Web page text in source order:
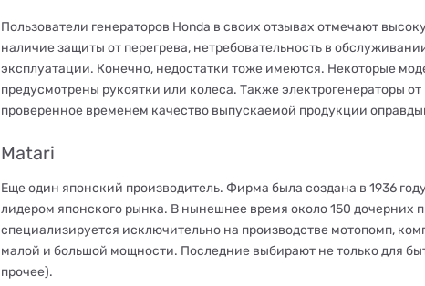
Пользователи генераторов Honda в своих отзывах отмечают
наличие защиты от перегрева, нетребовательность в
эксплуатации. Конечно, недостатки тоже имеются. Некоторые
предусмотрены рукоятки или колеса. Также электрогенераторы
проверенное временем качество выпускаемой продукции
Matari
Еще один японский производитель. Фирма была создана в 1936
лидером японского рынка. В нынешнее время около 150 дочерних
специализируется исключительно на производстве мотопомп,
малой и большой мощности. Последние выбирают не только для
прочее).